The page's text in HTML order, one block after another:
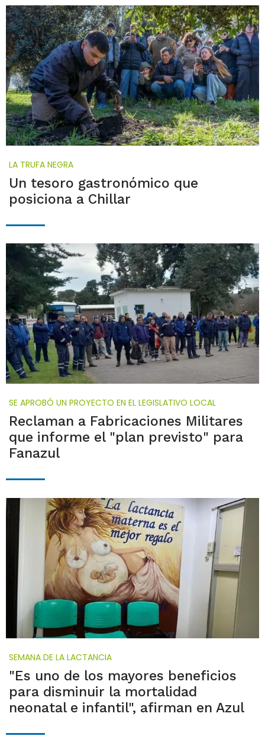
LA TRUFA NEGRA
Un tesoro gastronómico que
posiciona a Chillar
SE APROBÓ UN PROYECTO EN EL LEGISLATIVO LOCAL
Reclaman a Fabricaciones Militares
que informe el "plan previsto" para
Fanazul
SEMANA DE LA LACTANCIA
"Es uno de los mayores beneficios
para disminuir la mortalidad
neonatal e infantil", afirman en Azul